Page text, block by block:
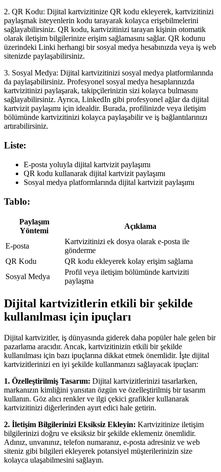
2. QR Kodu: Dijital kartvizitinize QR kodu ekleyerek, kartvizitinizi
paylaşmak isteyenlerin kodu tarayarak kolayca erişebilmelerini
sağlayabilirsiniz. QR kodu, kartvizitinizi tarayan kişinin otomatik
olarak iletişim bilgilerinize erişim sağlamasını sağlar. QR kodunu
üzerindeki Linki herhangi bir sosyal medya hesabınızda veya iş web
sitenizde paylaşabilirsiniz.
3. Sosyal Medya: Dijital kartvizitinizi sosyal medya platformlarında
da paylaşabilirsiniz. Profesyonel sosyal medya hesaplarınızda
kartvizitinizi paylaşarak, takipçilerinizin sizi kolayca bulmasını
sağlayabilirsiniz. Ayrıca, LinkedIn gibi profesyonel ağlar da dijital
kartvizit paylaşımı için idealdir. Burada, profilinizde veya iletişim
bölümünde kartvizitinizi kolayca paylaşabilir ve iş bağlantılarınızı
artırabilirsiniz.
Liste:
E-posta yoluyla dijital kartvizit paylaşımı
QR kodu kullanarak dijital kartvizit paylaşımı
Sosyal medya platformlarında dijital kartvizit paylaşımı
Tablo:
Paylaşım
Yöntemi
Açıklama
E-posta
Kartvizitinizi ek dosya olarak e-posta ile
gönderme
QR Kodu
QR kodu ekleyerek kolay erişim sağlama
Sosyal Medya
Profil veya iletişim bölümünde kartviziti
paylaşma
Dijital kartvizitlerin etkili bir şekilde
kullanılması için ipuçları
Dijital kartvizitler, iş dünyasında giderek daha popüler hale gelen bir
pazarlama aracıdır. Ancak, kartvizitinizin etkili bir şekilde
kullanılması için bazı ipuçlarına dikkat etmek önemlidir. İşte dijital
kartvizitlerinizi en iyi şekilde kullanmanızı sağlayacak ipuçları:
1. Özelleştirilmiş Tasarım: Dijital kartvizitlerinizi tasarlarken,
markanızın kimliğini yansıtan özgün ve özelleştirilmiş bir tasarım
kullanın. Göz alıcı renkler ve ilgi çekici grafikler kullanarak
kartvizitinizi diğerlerinden ayırt edici hale getirin.
2. İletişim Bilgilerinizi Eksiksiz Ekleyin: Kartvizitinize iletişim
bilgilerinizi doğru ve eksiksiz bir şekilde eklemeniz önemlidir.
Adınız, unvanınız, telefon numaranız, e-posta adresiniz ve web
siteniz gibi bilgileri ekleyerek potansiyel müşterilerinizin size
kolayca ulaşabilmesini sağlayın.